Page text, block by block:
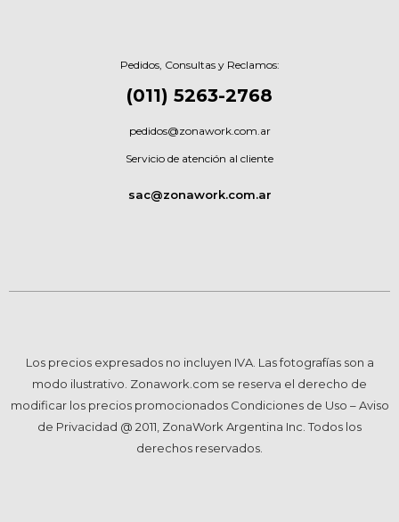
Pedidos, Consultas y Reclamos:
(011) 5263-2768
pedidos@zonawork.com.ar
Servicio de atención al cliente
sac@zonawork.com.ar
Los precios expresados no incluyen IVA. Las fotografías son a
modo ilustrativo. Zonawork.com se reserva el derecho de
modificar los precios promocionados Condiciones de Uso – Aviso
de Privacidad @ 2011, ZonaWork Argentina Inc. Todos los
derechos reservados.